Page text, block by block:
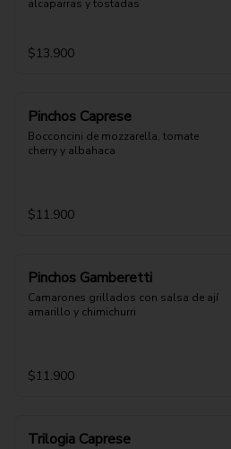
alcaparras y tostadas
$13.900
Pinchos Caprese
Bocconcini de mozzarella, tomate
cherry y albahaca
$11.900
Pinchos Gamberetti
Camarones grillados con salsa de ají
amarillo y chimichurri
$11.900
Trilogia Caprese